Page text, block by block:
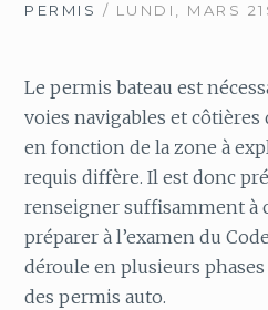
PERMIS / LUNDI, MARS
Le permis bateau est
voies navigables et côtières
en fonction de la zone à
requis diffère. Il est donc
renseigner suffisamment à
préparer à l’examen du
déroule en plusieurs phases
des permis auto.